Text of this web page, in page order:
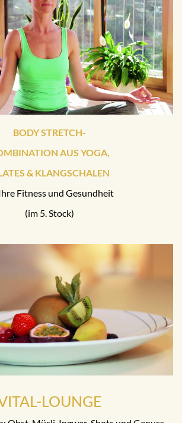
BODY STRETCH-
AUS YOGA,
& KLANGSCHALEN
Fitness und Gesundheit
(im 5. Stock)
LOUNGE